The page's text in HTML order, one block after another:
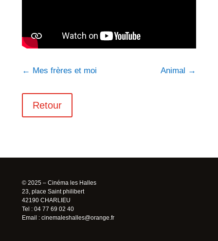
← Mes frères et moi Animal →
Retour
© 2025 – Cinéma les Halles
23, place Saint philibert
42190 CHARLIEU
Tel : 04 77 69 02 40
Email : cinemaleshalles@orange.fr